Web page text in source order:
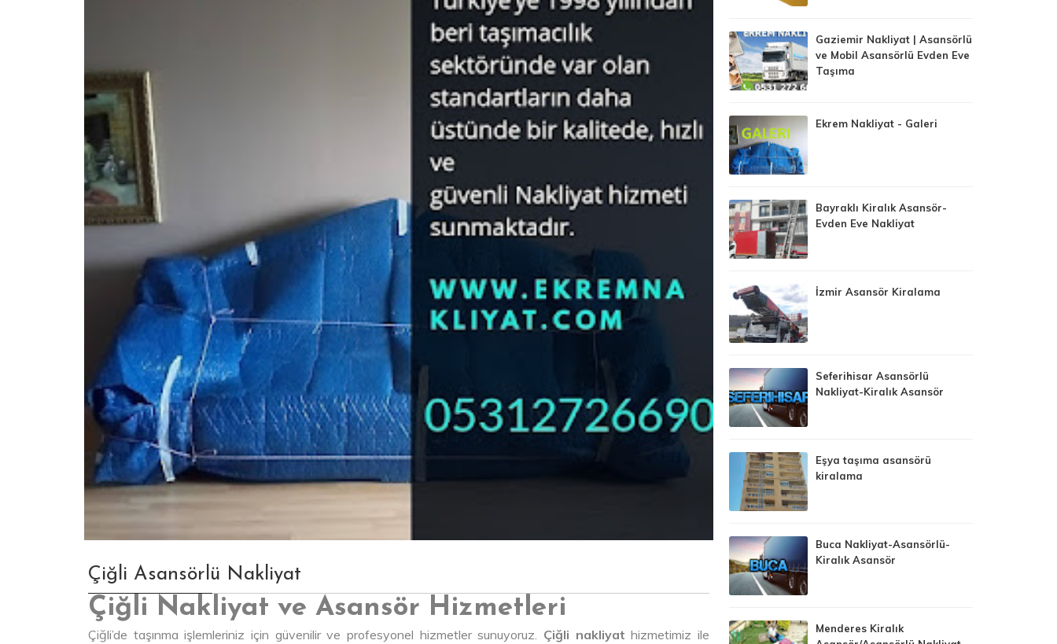
Çiğli Asansörlü Nakliyat
Çiğli Nakliyat ve Asansör Hizmetleri
Çiğli’de taşınma işlemleriniz için güvenilir ve profesyonel hizmetler sunuyoruz. Çiğli nakliyat hizmetimiz ile
Gaziemir Nakliyat | Asansörlü
ve Mobil Asansörlü Evden Eve
Taşıma
Ekrem Nakliyat - Galeri
Bayraklı Kiralık Asansör-
Evden Eve Nakliyat
İzmir Asansör Kiralama
Seferihisar Asansörlü
Nakliyat-Kiralık Asansör
Eşya taşıma asansörü
kiralama
Buca Nakliyat-Asansörlü-
Kiralık Asansör
Menderes Kiralık